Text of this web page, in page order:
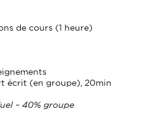
de cours (1 heure)
écrit (en groupe), 20min
– 40% groupe